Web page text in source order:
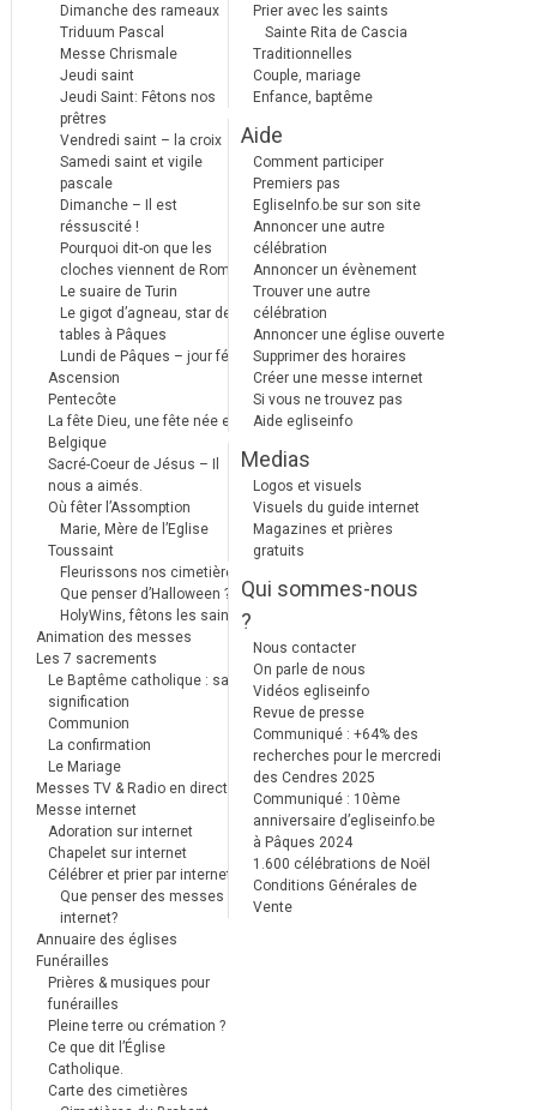
Dimanche des rameaux
Triduum Pascal
Messe Chrismale
Jeudi saint
Jeudi Saint: Fêtons nos
prêtres
Vendredi saint – la croix
Samedi saint et vigile
pascale
Dimanche – Il est
réssuscité !
Pourquoi dit-on que les
cloches viennent de Rome ?
Le suaire de Turin
Le gigot d’agneau, star des
tables à Pâques
Lundi de Pâques – jour férié
Ascension
Pentecôte
La fête Dieu, une fête née en
Belgique
Sacré-Coeur de Jésus – Il
nous a aimés.
Où fêter l’Assomption
Marie, Mère de l’Eglise
Toussaint
Fleurissons nos cimetières
Que penser d’Halloween ?
HolyWins, fêtons les saints !
Animation des messes
Les 7 sacrements
Le Baptême catholique : sa
signification
Communion
La confirmation
Le Mariage
Messes TV & Radio en direct
Messe internet
Adoration sur internet
Chapelet sur internet
Célébrer et prier par internet
Que penser des messes
internet?
Annuaire des églises
Funérailles
Prières & musiques pour
funérailles
Pleine terre ou crémation ?
Ce que dit l’Église
Catholique.
Carte des cimetières
Prier avec les saints
Sainte Rita de Cascia
Traditionnelles
Couple, mariage
Enfance, baptême
Aide
Comment participer
Premiers pas
EgliseInfo.be sur son site
Annoncer une autre
célébration
Annoncer un évènement
Trouver une autre
célébration
Annoncer une église ouverte
Supprimer des horaires
Créer une messe internet
Si vous ne trouvez pas
Aide egliseinfo
Medias
Logos et visuels
Visuels du guide internet
Magazines et prières
gratuits
Qui sommes-nous
?
Nous contacter
On parle de nous
Vidéos egliseinfo
Revue de presse
Communiqué : +64% des
recherches pour le mercredi
des Cendres 2025
Communiqué : 10ème
anniversaire d’egliseinfo.be
à Pâques 2024
1.600 célébrations de Noël
Conditions Générales de
Vente